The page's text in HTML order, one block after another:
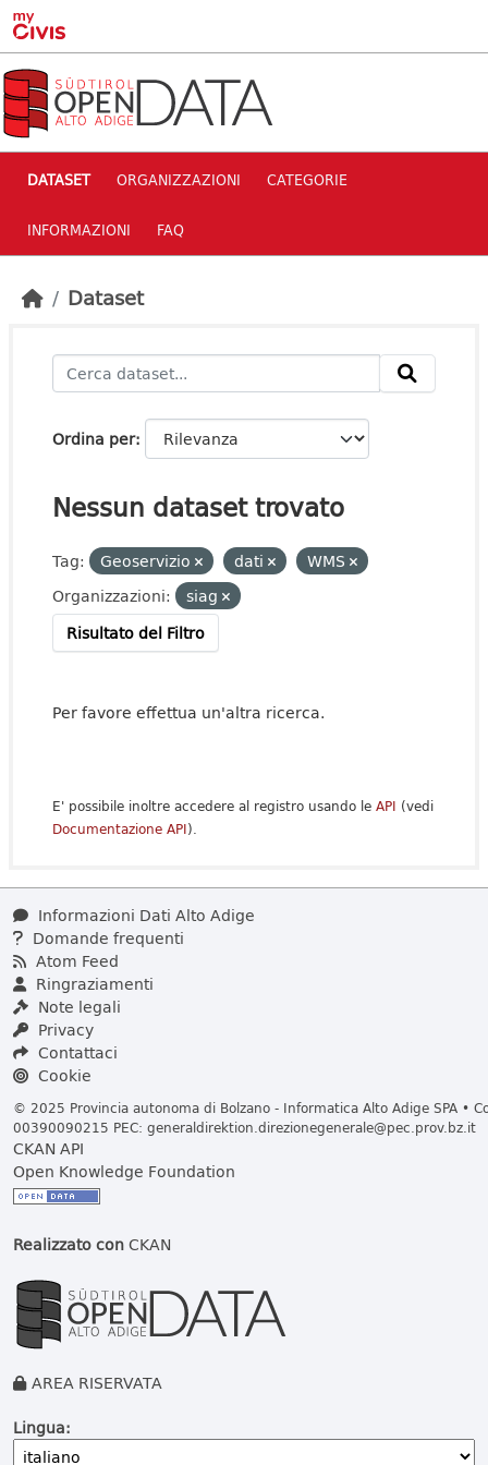
Skip to main content
DATASET ORGANIZZAZIONI CATEGORIE
INFORMAZIONI FAQ
Dataset
Ordina per
Nessun dataset trovato
Tag: Geoservizio dati
WMS
Organizzazioni:
siag
Risultato del Filtro
Per favore effettua un'altra ricerca.
E' possibile inoltre accedere al registro usando le API (vedi
Documentazione API).
Informazioni Dati Alto Adige
Domande frequenti
Atom Feed
Ringraziamenti
Note legali
Privacy
Contattaci
Cookie
© 2025 Provincia autonoma di Bolzano - Informatica Alto Adige SPA •
00390090215 PEC: generaldirektion.direzionegenerale@pec.prov.bz.it
CKAN API
Open Knowledge Foundation
Realizzato conCKAN
AREA RISERVATA
Lingua